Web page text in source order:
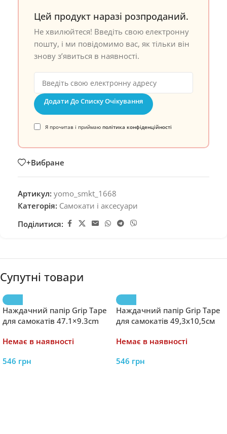
Цей продукт наразі розпроданий.
Не хвилюйтеся! Введіть свою електронну
пошту, і ми повідомимо вас, як тільки він
знову з’явиться в наявності.
Додати До Списку Очікування
Я прочитав і приймаю політика конфіденційності
+Вибране
Артикул: yomo_smkt_1668
Категорія: Самокати і аксесуари
Поділитися:
Супутні товари
Наждачний папір Grip Tape
для самокатів 47.1×9.3cm
Немає в наявності
546 грн
Наждачний папір Grip Tape
для самокатів 49,3х10,5см
Немає в наявності
546 грн